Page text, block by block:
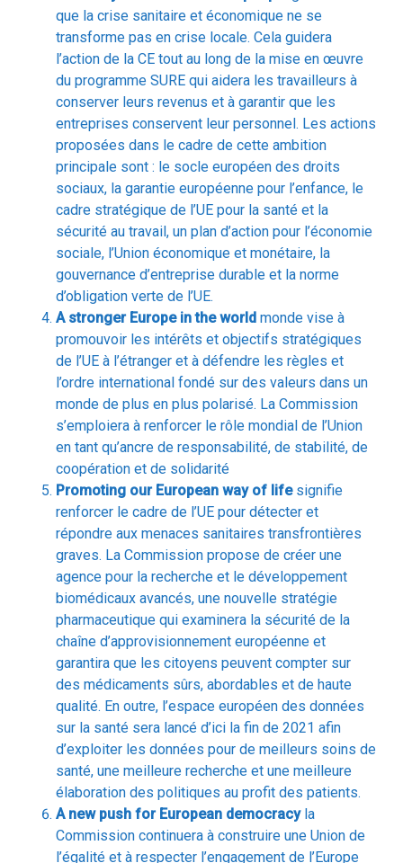
l’action de la CE tout au long de la mise en œuvre
du programme SURE qui aidera les travailleurs à
conserver leurs revenus et à garantir que les
entreprises conservent leur personnel. Les actions
proposées dans le cadre de cette ambition
principale sont : le socle européen des droits
sociaux, la garantie européenne pour l’enfance, le
cadre stratégique de l’UE pour la santé et la
sécurité au travail, un plan d’action pour l’économie
sociale, l’Union économique et monétaire, la
gouvernance d’entreprise durable et la norme
d’obligation verte de l’UE.
A stronger Europe in the worldmonde vise à
promouvoir les intérêts et objectifs stratégiques
de l’UE à l’étranger et à défendre les règles et
l’ordre international fondé sur des valeurs dans un
monde de plus en plus polarisé. La Commission
s’emploiera à renforcer le rôle mondial de l’Union
en tant qu’ancre de responsabilité, de stabilité, de
coopération et de solidarité
Promoting our European way of life signifie
renforcer le cadre de l’UE pour détecter et
répondre aux menaces sanitaires transfrontières
graves. La Commission propose de créer une
agence pour la recherche et le développement
biomédicaux avancés, une nouvelle stratégie
pharmaceutique qui examinera la sécurité de la
chaîne d’approvisionnement européenne et
garantira que les citoyens peuvent compter sur
des médicaments sûrs, abordables et de haute
qualité. En outre, l’espace européen des données
sur la santé sera lancé d’ici la fin de 2021 afin
d’exploiter les données pour de meilleurs soins de
santé, une meilleure recherche et une meilleure
élaboration des politiques au profit des patients.
A new push for European democracyla
Commission continuera à construire une Union de
l’égalité et à respecter l’engagement de l’Europe
en faveur de la protection des valeurs de l’UE ainsi
que de l’inclusion et de l’égalité dans tous ses